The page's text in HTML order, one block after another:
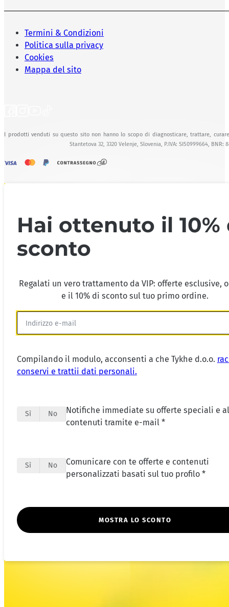
Termini & Condizioni
Politica sulla privacy
Cookies
Mappa del sito
I prodotti venduti su questo sito non hanno lo scopo di diagnosticare, trattare,
Stantetova 32, 3320 Velenje, Slovenia, P.IVA: SI50999664, BNR:
Hai ottenuto il 10%
sconto
Regalati un vero trattamento da VIP: offerte esclusive,
e il 10% di sconto sul tuo primo ordine.
Compilando il modulo, acconsenti a che Tykhe d.o.o.
conservi e trattii dati personali.
Sì No
Notifiche immediate su offerte speciali e
contenuti tramite e-mail *
Sì No
Comunicare con te offerte e contenuti
personalizzati basati sul tuo profilo *
MOSTRA LO SCONTO